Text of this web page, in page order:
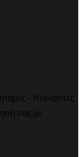
- Νεροχύτες
σας με